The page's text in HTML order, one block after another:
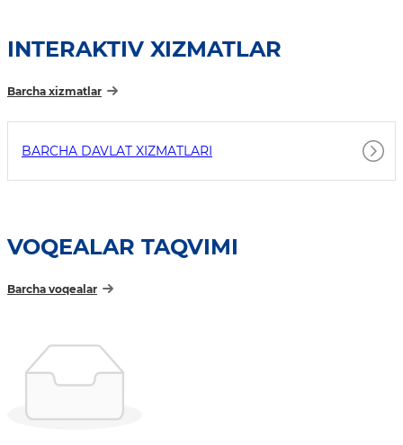
INTERAKTIV XIZMATLAR
Barcha xizmatlar
BARCHA DAVLAT XIZMATLARI
VOQEALAR TAQVIMI
Barcha voqealar